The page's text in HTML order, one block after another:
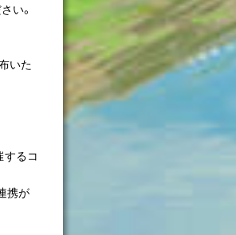
い。
いた
するコ
携が